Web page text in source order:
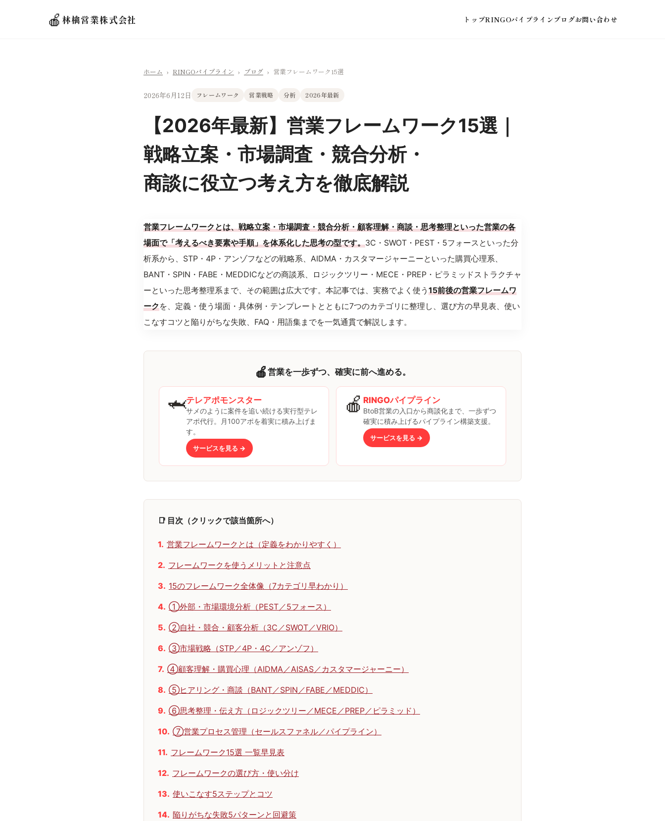
🍎 林檎営業株式会社 トップRINGOパイプライン ブログお問い合わせ
ホーム › RINGOパイプライン › ブログ › 営業フレームワーク15選
2026年6月12日 フレームワーク 営業戦略 分析 2026年最新
【2026年最新】営業フレームワーク15選｜
戦略立案・市場調査・競合分析・
商談に役立つ考え方を徹底解説
営業フレームワークとは、戦略立案・市場調査・競合分析・顧客理解・商談・思考整理といった営業の各
場面で「考えるべき要素や手順」を体系化した思考の型です。3C・SWOT・PEST・5フォースといった分
析系から、STP・4P・アンゾフなどの戦略系、AIDMA・カスタマージャーニーといった購買心理系、
BANT・SPIN・FABE・MEDDICなどの商談系、ロジックツリー・MECE・PREP・ピラミッドストラクチャ
ーといった思考整理系まで、その範囲は広大です。本記事では、実務でよく使う 15前後の営業フレームワ
ークを、定義・使う場面・具体例・テンプレートとともに7つのカテゴリに整理し、選び方の早見表、使い
こなすコツと陥りがちな失敗、FAQ・用語集までを一気通貫で解説します。
🍎 営業を一歩ずつ、確実に前へ進める。
🦈テレアポモンスター
サメのように案件を追い続ける実行型テレ
アポ代行。月100アポを着実に積み上げま
す。
サービスを見る →
🍎 RINGOパイプライン
BtoB営業の入口から商談化まで、一歩ずつ
確実に積み上げるパイプライン構築支援。
サービスを見る →
📑 目次（クリックで該当箇所へ）
営業フレームワークとは（定義をわかりやすく）
フレームワークを使うメリットと注意点
15のフレームワーク全体像（7カテゴリ早わかり）
①外部・市場環境分析（PEST／5フォース）
②自社・競合・顧客分析（3C／SWOT／VRIO）
③市場戦略（STP／4P・4C／アンゾフ）
④顧客理解・購買心理（AIDMA／AISAS／カスタマージャーニー）
⑤ヒアリング・商談（BANT／SPIN／FABE／MEDDIC）
⑥思考整理・伝え方（ロジックツリー／MECE／PREP／ピラミッド）
⑦営業プロセス管理（セールスファネル／パイプライン）
フレームワーク15選 一覧早見表
フレームワークの選び方・使い分け
使いこなす5ステップとコツ
陥りがちな失敗5パターンと回避策